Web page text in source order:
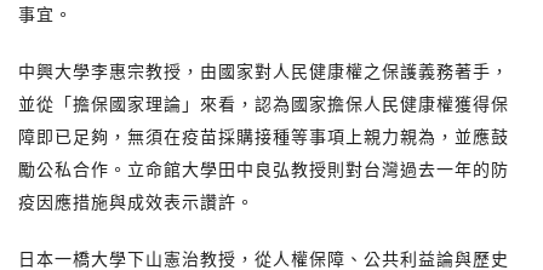
事宜。
中興大學李惠宗教授，由國家對人民健康權之保護義務著手，
並從「擔保國家理論」來看，認為國家擔保人民健康權獲得保
障即已足夠，無須在疫苗採購接種等事項上親力親為，並應鼓
勵公私合作。立命館大學田中良弘教授則對台灣過去一年的防
疫因應措施與成效表示讚許。
日本一橋大學下山憲治教授，從人權保障、公共利益論與歷史